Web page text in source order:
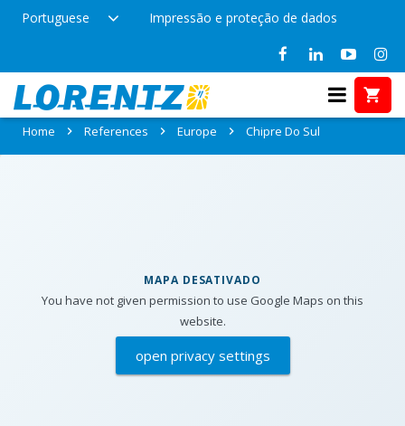
Portuguese Impressão e proteção de dados
References in Chipre Do Sul
Home References Europe Chipre Do Sul
MAPA DESATIVADO
You have not given permission to use Google Maps on this
website.
open privacy settings